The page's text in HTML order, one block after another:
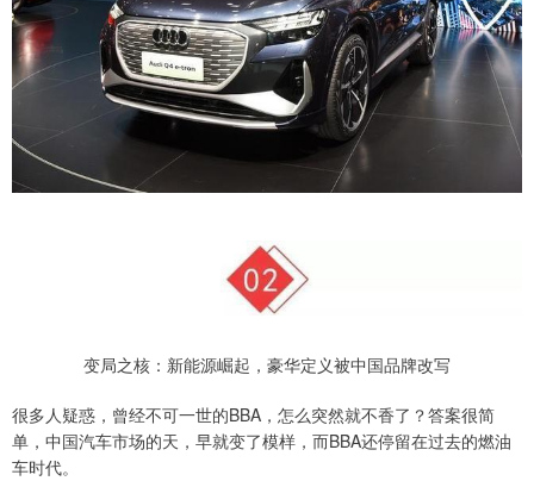
变局之核：新能源崛起，豪华定义被中国品牌改写
很多人疑惑，曾经不可一世的BBA，怎么突然就不香了？答案很简
单，中国汽车市场的天，早就变了模样，而BBA还停留在过去的燃油
车时代。